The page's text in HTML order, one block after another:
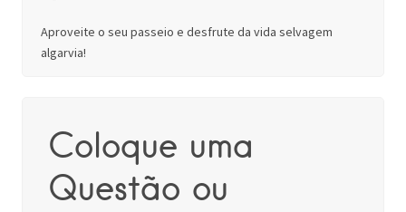
Aproveite o seu passeio e desfrute da vida selvagem
algarvia!
Coloque uma
Questão ou